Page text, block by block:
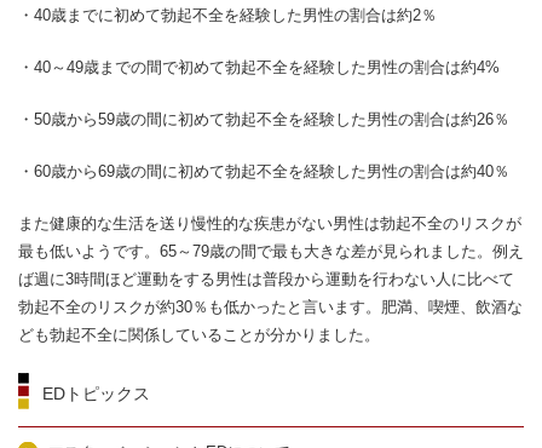
・40歳までに初めて勃起不全を経験した男性の割合は約2％
・40～49歳までの間で初めて勃起不全を経験した男性の割合は約4%
・50歳から59歳の間に初めて勃起不全を経験した男性の割合は約26％
・60歳から69歳の間に初めて勃起不全を経験した男性の割合は約40％
また健康的な生活を送り慢性的な疾患がない男性は勃起不全のリスクが
最も低いようです。65～79歳の間で最も大きな差が見られました。例え
ば週に3時間ほど運動をする男性は普段から運動を行わない人に比べて
勃起不全のリスクが約30％も低かったと言います。肥満、喫煙、飲酒な
ども勃起不全に関係していることが分かりました。
EDトピックス